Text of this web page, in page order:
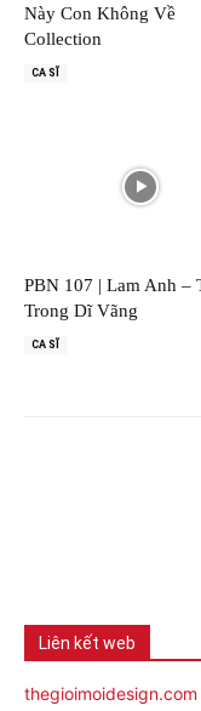
Này Con Không Về
Collection
CA SĨ
PBN 107 | Lam Anh –
Trong Dĩ Vãng
CA SĨ
Liên kết web
thegioimoidesign.com